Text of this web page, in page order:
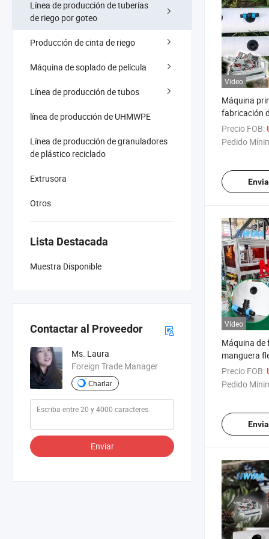
Línea de producción de tuberías
de riego por goteo
Producción de cinta de riego
Máquina de soplado de película
Línea de producción de tubos
línea de producción de UHMWPE
Línea de producción de granuladores
de plástico reciclado
Extrusora
Otros
Lista Destacada
Muestra Disponible
Contactar al Proveedor
Ms. Laura
Foreign Trade Manager
Charlar
Enviar
Vídeo
Máquina
fabricación
Layflat de
Precio FOB:
Pedido
Vídeo
Máquina de
manguera
con salida
Precio FOB:
Pedido